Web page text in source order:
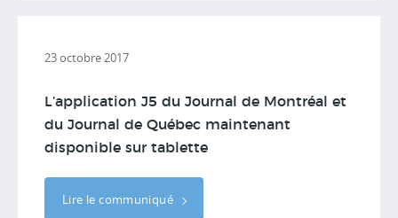
23 octobre 2017
L’application J5 du Journal de Montréal et
du Journal de Québec maintenant
disponible sur tablette
Lire le communiqué